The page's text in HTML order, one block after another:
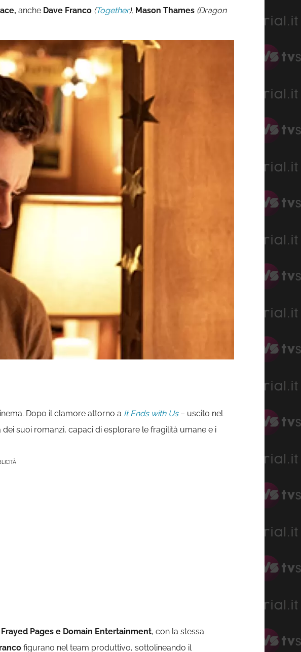
anche Dave Franco (Together), Mason Thames (Dragon
Dopo il clamore attorno a It Ends with Us – uscito nel
suoi romanzi, capaci di esplorare le fragilità umane e i
Pages e Domain Entertainment, con la stessa
figurano nel team produttivo, sottolineando il